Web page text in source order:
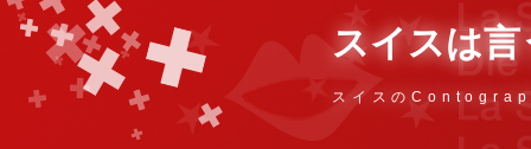
スイスは言
スイスの